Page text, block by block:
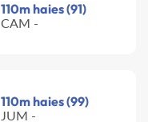
110m haies (91)
CAM -
110m haies (99)
JUM -